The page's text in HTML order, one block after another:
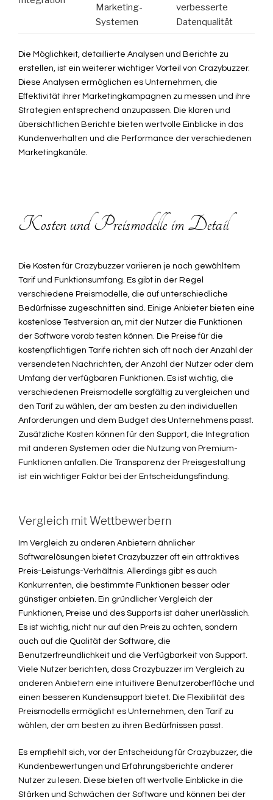
Marketing-
Systemen
verbesserte
Datenqualität
Die Möglichkeit, detaillierte Analysen und Berichte zu
erstellen, ist ein weiterer wichtiger Vorteil von Crazybuzzer.
Diese Analysen ermöglichen es Unternehmen, die
Effektivität ihrer Marketingkampagnen zu messen und ihre
Strategien entsprechend anzupassen. Die klaren und
übersichtlichen Berichte bieten wertvolle Einblicke in das
Kundenverhalten und die Performance der verschiedenen
Marketingkanäle.
Kosten und Preismodelle im Detail
Die Kosten für Crazybuzzer variieren je nach gewähltem
Tarif und Funktionsumfang. Es gibt in der Regel
verschiedene Preismodelle, die auf unterschiedliche
Bedürfnisse zugeschnitten sind. Einige Anbieter bieten eine
kostenlose Testversion an, mit der Nutzer die Funktionen
der Software vorab testen können. Die Preise für die
kostenpflichtigen Tarife richten sich oft nach der Anzahl der
versendeten Nachrichten, der Anzahl der Nutzer oder dem
Umfang der verfügbaren Funktionen. Es ist wichtig, die
verschiedenen Preismodelle sorgfältig zu vergleichen und
den Tarif zu wählen, der am besten zu den individuellen
Anforderungen und dem Budget des Unternehmens passt.
Zusätzliche Kosten können für den Support, die Integration
mit anderen Systemen oder die Nutzung von Premium-
Funktionen anfallen. Die Transparenz der Preisgestaltung
ist ein wichtiger Faktor bei der Entscheidungsfindung.
Vergleich mit Wettbewerbern
Im Vergleich zu anderen Anbietern ähnlicher
Softwarelösungen bietet Crazybuzzer oft ein attraktives
Preis-Leistungs-Verhältnis. Allerdings gibt es auch
Konkurrenten, die bestimmte Funktionen besser oder
günstiger anbieten. Ein gründlicher Vergleich der
Funktionen, Preise und des Supports ist daher unerlässlich.
Es ist wichtig, nicht nur auf den Preis zu achten, sondern
auch auf die Qualität der Software, die
Benutzerfreundlichkeit und die Verfügbarkeit von Support.
Viele Nutzer berichten, dass Crazybuzzer im Vergleich zu
anderen Anbietern eine intuitivere Benutzeroberfläche und
einen besseren Kundensupport bietet. Die Flexibilität des
Preismodells ermöglicht es Unternehmen, den Tarif zu
wählen, der am besten zu ihren Bedürfnissen passt.
Es empfiehlt sich, vor der Entscheidung für Crazybuzzer, die
Kundenbewertungen und Erfahrungsberichte anderer
Nutzer zu lesen. Diese bieten oft wertvolle Einblicke in die
Stärken und Schwächen der Software und können bei der